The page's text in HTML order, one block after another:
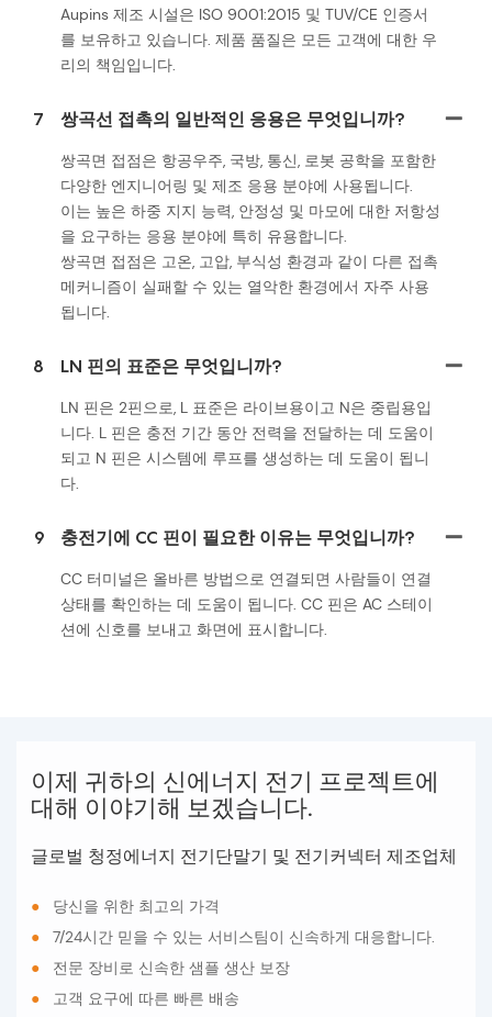
Aupins 제조 시설은 ISO 9001:2015 및 TUV/CE 인증서
를 보유하고 있습니다. 제품 품질은 모든 고객에 대한 우
리의 책임입니다.
7 쌍곡선 접촉의 일반적인 응용은 무엇입니까?
쌍곡면 접점은 항공우주, 국방, 통신, 로봇 공학을 포함한
다양한 엔지니어링 및 제조 응용 분야에 사용됩니다.
이는 높은 하중 지지 능력, 안정성 및 마모에 대한 저항성
을 요구하는 응용 분야에 특히 유용합니다.
쌍곡면 접점은 고온, 고압, 부식성 환경과 같이 다른 접촉
메커니즘이 실패할 수 있는 열악한 환경에서 자주 사용
됩니다.
8 LN 핀의 표준은 무엇입니까?
LN 핀은 2핀으로, L 표준은 라이브용이고 N은 중립용입
니다. L 핀은 충전 기간 동안 전력을 전달하는 데 도움이
되고 N 핀은 시스템에 루프를 생성하는 데 도움이 됩니
다.
9 충전기에 CC 핀이 필요한 이유는 무엇입니까?
CC 터미널은 올바른 방법으로 연결되면 사람들이 연결
상태를 확인하는 데 도움이 됩니다. CC 핀은 AC 스테이
션에 신호를 보내고 화면에 표시합니다.
이제 귀하의 신에너지 전기 프로젝트에
대해 이야기해 보겠습니다.
글로벌 청정에너지 전기단말기 및 전기커넥터 제조업체
●
당신을 위한 최고의 가격
●
7/24시간 믿을 수 있는 서비스팀이 신속하게 대응합니다.
●
전문 장비로 신속한 샘플 생산 보장
●
고객 요구에 따른 빠른 배송